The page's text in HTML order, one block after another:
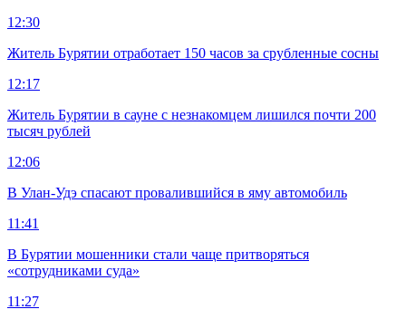
12:30
Житель Бурятии отработает 150 часов за срубленные сосны
12:17
Житель Бурятии в сауне с незнакомцем лишился почти 200
тысяч рублей
12:06
В Улан-Удэ спасают провалившийся в яму автомобиль
11:41
В Бурятии мошенники стали чаще притворяться
«сотрудниками суда»
11:27